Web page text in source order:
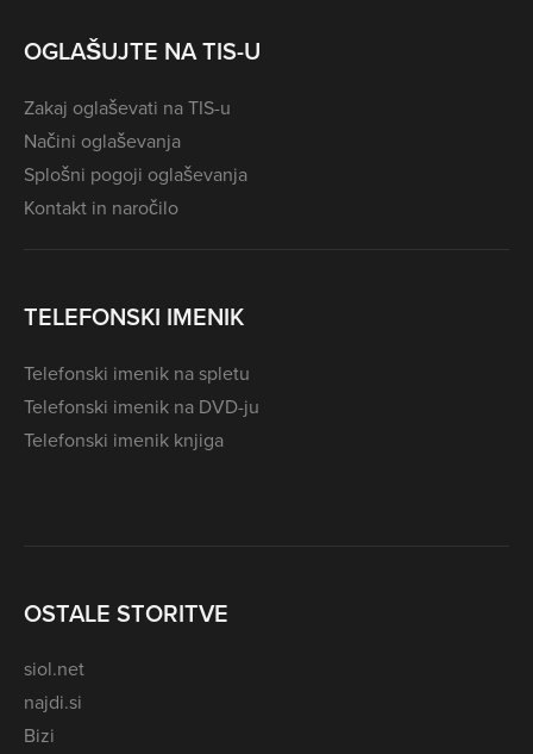
OGLAŠUJTE NA TIS-U
Zakaj oglaševati na TIS-u
Načini oglaševanja
Splošni pogoji oglaševanja
Kontakt in naročilo
TELEFONSKI IMENIK
Telefonski imenik na spletu
Telefonski imenik na DVD-ju
Telefonski imenik knjiga
OSTALE STORITVE
siol.net
najdi.si
Bizi